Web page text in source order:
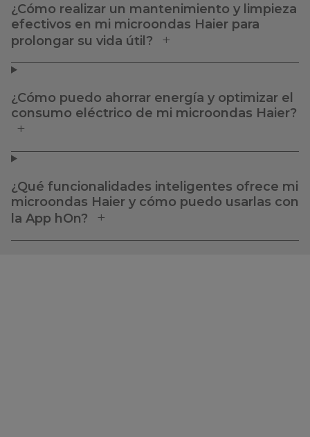
¿Cómo realizar un mantenimiento y limpieza
efectivos en mi microondas Haier para
prolongar su vida útil?
¿Cómo puedo ahorrar energía y optimizar el
consumo eléctrico de mi microondas Haier?
¿Qué funcionalidades inteligentes ofrece mi
microondas Haier y cómo puedo usarlas con
la App hOn?